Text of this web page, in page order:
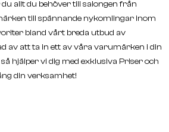
allt du behöver till salongen från
till spännande nykomlingar inom
bland vårt breda utbud av
av att ta in ett av våra varumärken i din
så hjälper vi dig med exklusiva Priser och
din verksamhet!